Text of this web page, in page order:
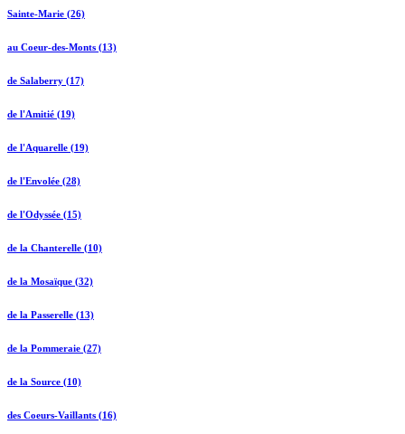
Sainte-Marie (26)
au Coeur-des-Monts (13)
de Salaberry (17)
de l'Amitié (19)
de l'Aquarelle (19)
de l'Envolée (28)
de l'Odyssée (15)
de la Chanterelle (10)
de la Mosaïque (32)
de la Passerelle (13)
de la Pommeraie (27)
de la Source (10)
des Coeurs-Vaillants (16)